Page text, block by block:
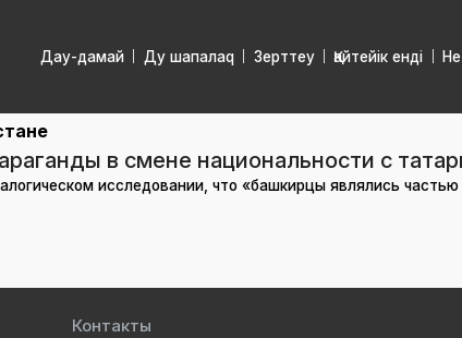
Дау-дамай Ду шапалаq Зерттеу Қайтейік енді
в смене национальности с
исследовании, что «башкирцы являлись частью
Контакты